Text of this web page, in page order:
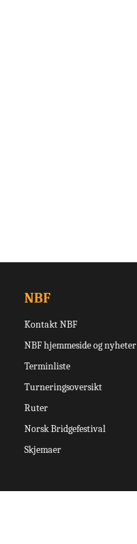
NBF
Kontakt NBF
NBF hjemmeside og nyheter
Terminliste
Turneringsoversikt
Ruter
Norsk Bridgefestival
Skjemaer